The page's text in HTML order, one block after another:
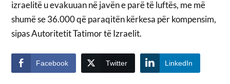
izraelitë u evakuuan në javën e parë të luftës, me më
shumë se 36.000 që paraqitën kërkesa për kompensim,
sipas Autoritetit Tatimor të Izraelit.
Facebook Twitter LinkedIn